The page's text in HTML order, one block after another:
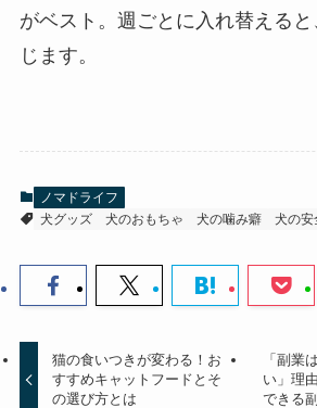
がベスト。週ごとに入れ替える
じます。
ノマドライフ
犬グッズ
犬のおもちゃ 犬の噛み癖 犬の安
猫の食いつきが変わる！お
すすめキャットフードとそ
の選び方とは
「副業
い」理
できる